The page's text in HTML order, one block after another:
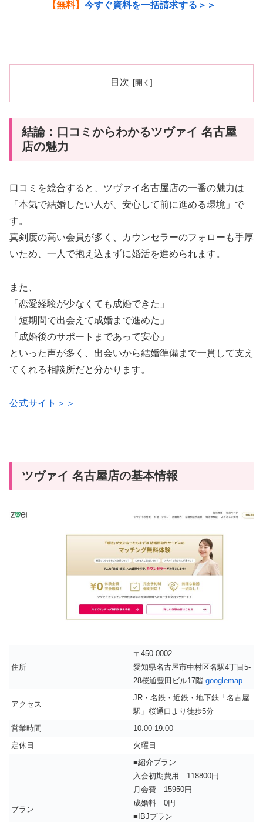
【無料】 今すぐ資料を一括請求する＞＞
目次
結論：口コミからわかるツヴァイ 名古屋
店の魅力
口コミを総合すると、ツヴァイ名古屋店の一番の魅力は
「本気で結婚したい人が、安心して前に進める環境」で
す。
真剣度の高い会員が多く、カウンセラーのフォローも手厚
いため、一人で抱え込まずに婚活を進められます。
また、
「恋愛経験が少なくても成婚できた」
「短期間で出会えて成婚まで進めた」
「成婚後のサポートまであって安心」
といった声が多く、出会いから結婚準備まで一貫して支え
てくれる相談所だと分かります。
公式サイト＞＞
ツヴァイ 名古屋店の基本情報
住所
〒450-0002
愛知県名古屋市中村区名駅4丁目5-
28桜通豊田ビル17階 googlemap
アクセス
JR・名鉄・近鉄・地下鉄「名古屋
駅」桜通口より徒歩5分
営業時間
10:00-19:00
定休日
火曜日
プラン
■紹介プラン
入会初期費用 118800円
月会費 15950円
成婚料 0円
■IBJプラン